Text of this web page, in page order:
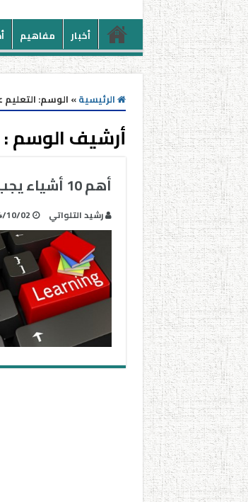
أخبار مفاهيم
الرئيسية» الوسم: التعليم
أرشيف الوسم :
أهم 10 أشياء يجب أن نعرفها عن التعليم عبر الانترنت
رشيد التلواتي 10/02